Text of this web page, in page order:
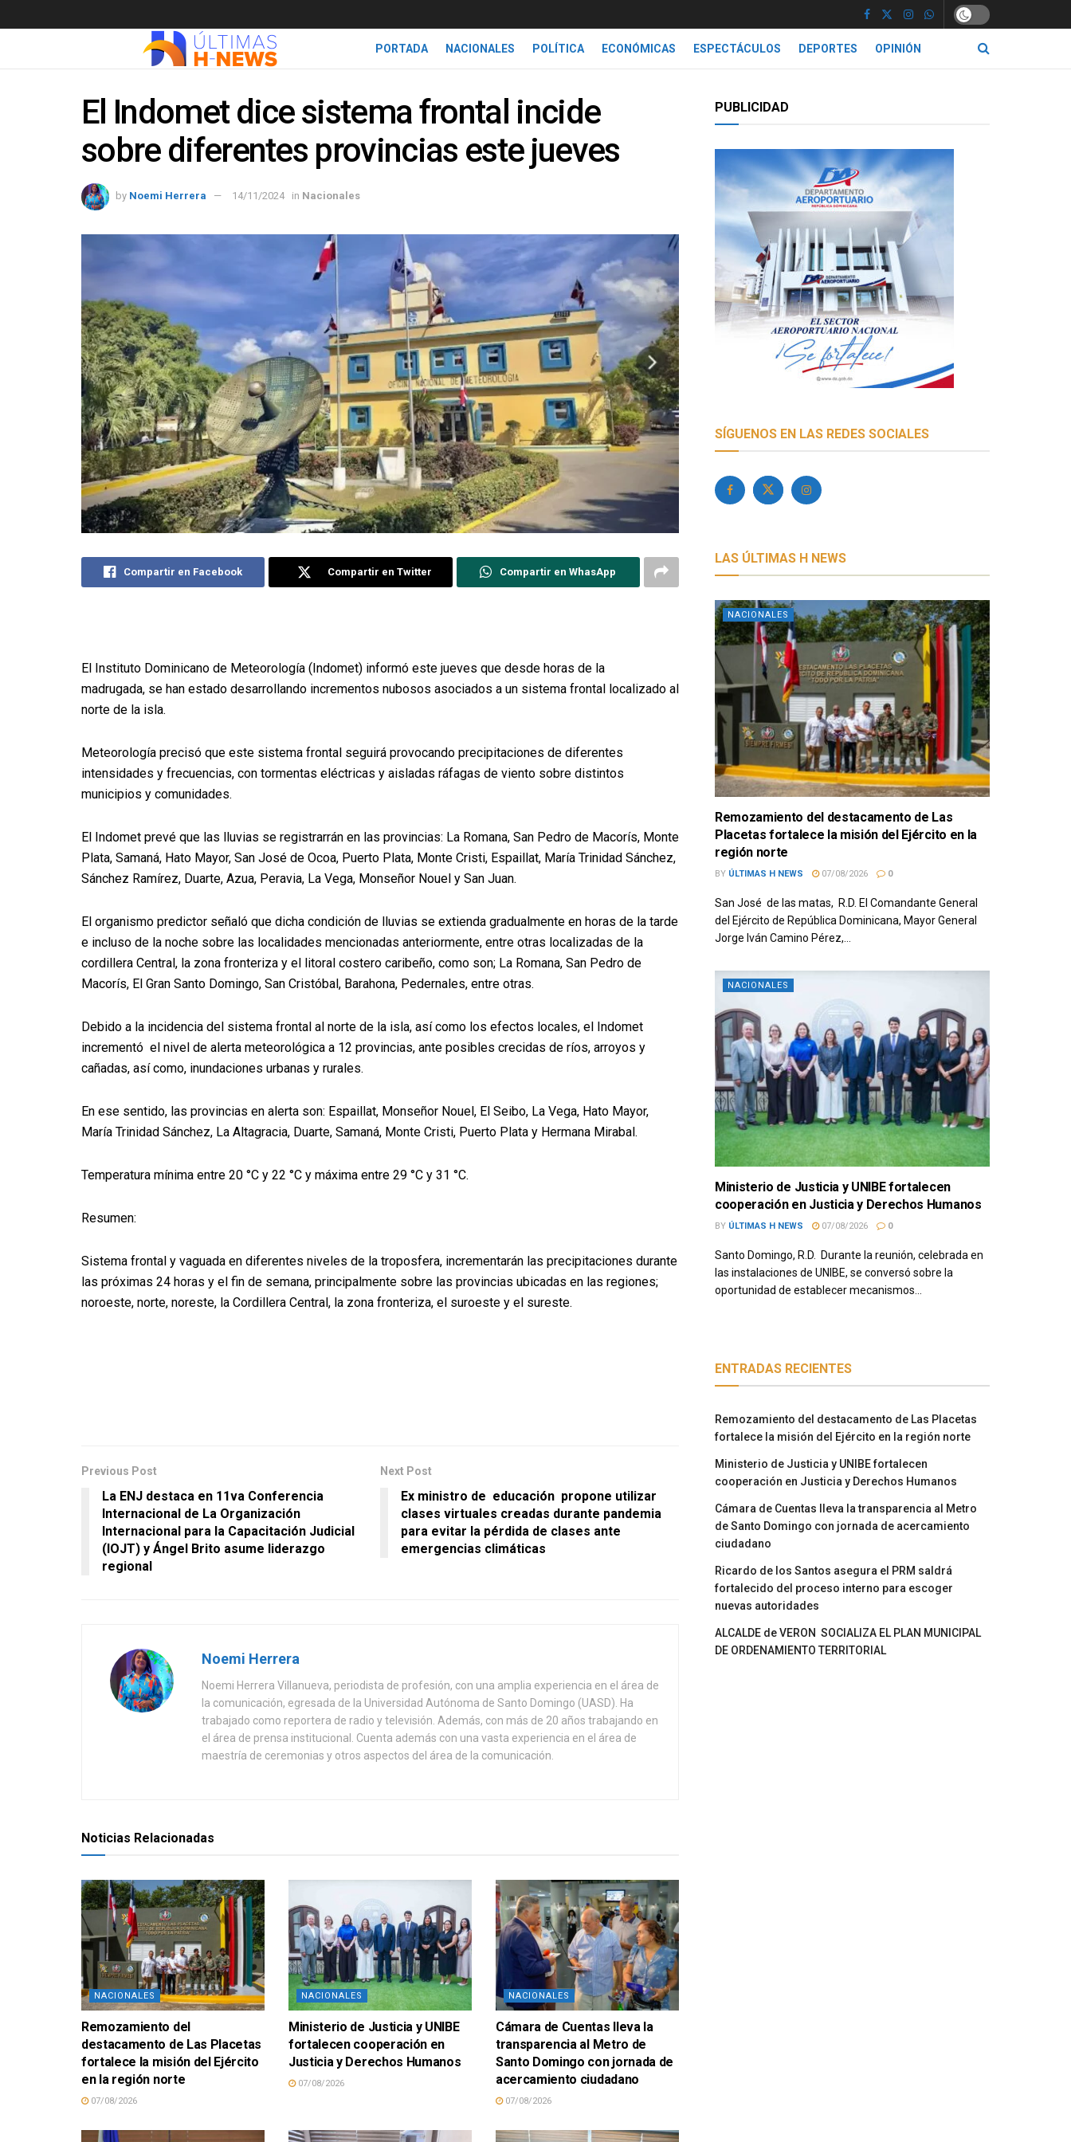
PORTADA NACIONALES POLÍTICA ECONÓMICAS ESPECTÁCULOS DEPORTES OPINIÓN
El Indomet dice sistema frontal incide
sobre diferentes provincias este jueves
by Noemi Herrera 14/11/2024 in Nacionales
Compartir en Facebook Compartir en Twitter Compartir en WhasApp
El Instituto Dominicano de Meteorología (Indomet) informó este jueves que desde horas de la
madrugada, se han estado desarrollando incrementos nubosos asociados a un sistema frontal localizado al
norte de la isla.
Meteorología precisó que este sistema frontal seguirá provocando precipitaciones de diferentes
intensidades y frecuencias, con tormentas eléctricas y aisladas ráfagas de viento sobre distintos
municipios y comunidades.
El Indomet prevé que las lluvias se registrarrán en las provincias: La Romana, San Pedro de Macorís, Monte
Plata, Samaná, Hato Mayor, San José de Ocoa, Puerto Plata, Monte Cristi, Espaillat, María Trinidad Sánchez,
Sánchez Ramírez, Duarte, Azua, Peravia, La Vega, Monseñor Nouel y San Juan.
El organismo predictor señaló que dicha condición de lluvias se extienda gradualmente en horas de la tarde
e incluso de la noche sobre las localidades mencionadas anteriormente, entre otras localizadas de la
cordillera Central, la zona fronteriza y el litoral costero caribeño, como son; La Romana, San Pedro de
Macorís, El Gran Santo Domingo, San Cristóbal, Barahona, Pedernales, entre otras.
Debido a la incidencia del sistema frontal al norte de la isla, así como los efectos locales, el Indomet
incrementó el nivel de alerta meteorológica a 12 provincias, ante posibles crecidas de ríos, arroyos y
cañadas, así como, inundaciones urbanas y rurales.
En ese sentido, las provincias en alerta son: Espaillat, Monseñor Nouel, El Seibo, La Vega, Hato Mayor,
María Trinidad Sánchez, La Altagracia, Duarte, Samaná, Monte Cristi, Puerto Plata y Hermana Mirabal.
Temperatura mínima entre 20 °C y 22 °C y máxima entre 29 °C y 31 °C.
Resumen:
Sistema frontal y vaguada en diferentes niveles de la troposfera, incrementarán las precipitaciones durante
las próximas 24 horas y el fin de semana, principalmente sobre las provincias ubicadas en las regiones;
noroeste, norte, noreste, la Cordillera Central, la zona fronteriza, el suroeste y el sureste.
Previous Post
La ENJ destaca en 11va Conferencia
Internacional de La Organización
Internacional para la Capacitación Judicial
(IOJT) y Ángel Brito asume liderazgo
regional
Next Post
Ex ministro de educación propone utilizar
clases virtuales creadas durante pandemia
para evitar la pérdida de clases ante
emergencias climáticas
Noemi Herrera
Noemi Herrera Villanueva, periodista de profesión, con una amplia experiencia en el área de
la comunicación, egresada de la Universidad Autónoma de Santo Domingo (UASD). Ha
trabajado como reportera de radio y televisión. Además, con más de 20 años trabajando en
el área de prensa institucional. Cuenta además con una vasta experiencia en el área de
maestría de ceremonias y otros aspectos del área de la comunicación.
Noticias Relacionadas
NACIONALES
Remozamiento del
destacamento de Las Placetas
fortalece la misión del Ejército
en la región norte
07/08/2026
NACIONALES
Ministerio de Justicia y UNIBE
fortalecen cooperación en
Justicia y Derechos Humanos
07/08/2026
NACIONALES
Cámara de Cuentas lleva la
transparencia al Metro de
Santo Domingo con jornada de
acercamiento ciudadano
07/08/2026
PUBLICIDAD
SÍGUENOS EN LAS REDES SOCIALES
LAS ÚLTIMAS H NEWS
NACIONALES
Remozamiento del destacamento de Las
Placetas fortalece la misión del Ejército en la
región norte
BY ÚLTIMAS H NEWS 07/08/2026 0
San José de las matas, R.D. El Comandante General
del Ejército de República Dominicana, Mayor General
Jorge Iván Camino Pérez,...
NACIONALES
Ministerio de Justicia y UNIBE fortalecen
cooperación en Justicia y Derechos Humanos
BY ÚLTIMAS H NEWS 07/08/2026 0
Santo Domingo, R.D. Durante la reunión, celebrada en
las instalaciones de UNIBE, se conversó sobre la
oportunidad de establecer mecanismos...
ENTRADAS RECIENTES
Remozamiento del destacamento de Las Placetas
fortalece la misión del Ejército en la región norte
Ministerio de Justicia y UNIBE fortalecen
cooperación en Justicia y Derechos Humanos
Cámara de Cuentas lleva la transparencia al Metro
de Santo Domingo con jornada de acercamiento
ciudadano
Ricardo de los Santos asegura el PRM saldrá
fortalecido del proceso interno para escoger
nuevas autoridades
ALCALDE de VERON SOCIALIZA EL PLAN MUNICIPAL
DE ORDENAMIENTO TERRITORIAL